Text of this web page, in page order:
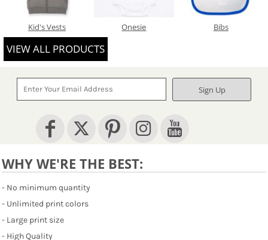
Kid's Vests Onesie Bibs
VIEW ALL PRODUCTS
Sign Up
WHY WE'RE THE BEST:
- No minimum quantity
- Unlimited print colors
- Large print size
- High Quality